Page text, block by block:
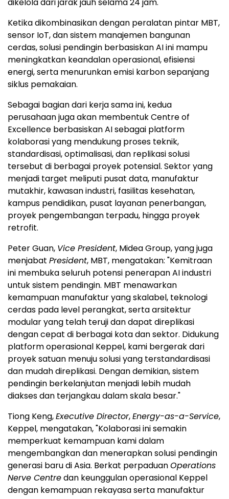
Ketika dikombinasikan dengan peralatan pintar MBT,
sensor IoT, dan sistem manajemen bangunan
cerdas, solusi pendingin berbasiskan AI ini mampu
meningkatkan keandalan operasional, efisiensi
energi, serta menurunkan emisi karbon sepanjang
siklus pemakaian.
Sebagai bagian dari kerja sama ini, kedua
perusahaan juga akan membentuk Centre of
Excellence berbasiskan AI sebagai platform
kolaborasi yang mendukung proses teknik,
standardisasi, optimalisasi, dan replikasi solusi
tersebut di berbagai proyek potensial. Sektor yang
menjadi target meliputi pusat data, manufaktur
mutakhir, kawasan industri, fasilitas kesehatan,
kampus pendidikan, pusat layanan penerbangan,
proyek pengembangan terpadu, hingga proyek
retrofit.
Peter Guan, Vice President, Midea Group, yang juga
menjabat President, MBT, mengatakan: "Kemitraan
ini membuka seluruh potensi penerapan AI industri
untuk sistem pendingin. MBT menawarkan
kemampuan manufaktur yang skalabel, teknologi
cerdas pada level perangkat, serta arsitektur
modular yang telah teruji dan dapat direplikasi
dengan cepat di berbagai kota dan sektor. Didukung
platform operasional Keppel, kami bergerak dari
proyek satuan menuju solusi yang terstandardisasi
dan mudah direplikasi. Dengan demikian, sistem
pendingin berkelanjutan menjadi lebih mudah
diakses dan terjangkau dalam skala besar."
Tiong Keng,Executive Director,Energy-as-a-Service,
Keppel, mengatakan, "Kolaborasi ini semakin
memperkuat kemampuan kami dalam
mengembangkan dan menerapkan solusi pendingin
generasi baru di Asia. Berkat perpaduanOperations
Nerve Centredan keunggulan operasional Keppel
dengan kemampuan rekayasa serta manufaktur